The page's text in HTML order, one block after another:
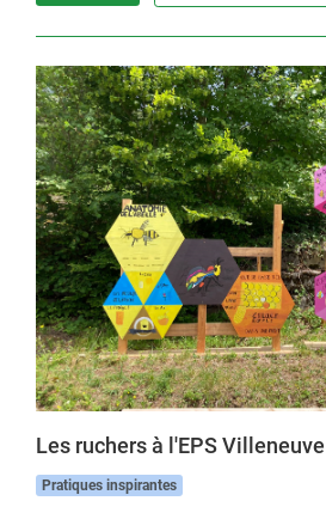
Les ruchers à l'EPS
Pratiques inspirantes